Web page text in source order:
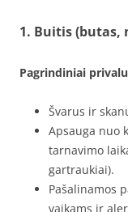
1. Buitis (butas,
Pagrindiniai
Švarus ir
Apsauga nuo
tarnavimo
gartraukiai).
Pašalinamos
vaikams ir